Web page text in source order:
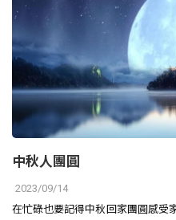
中秋人團圓
2023/09/14
在忙碌也要記得中秋回家團圓感受